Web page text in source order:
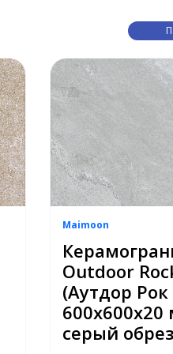
Maimoon
Outdoor
(Аутдор
серый